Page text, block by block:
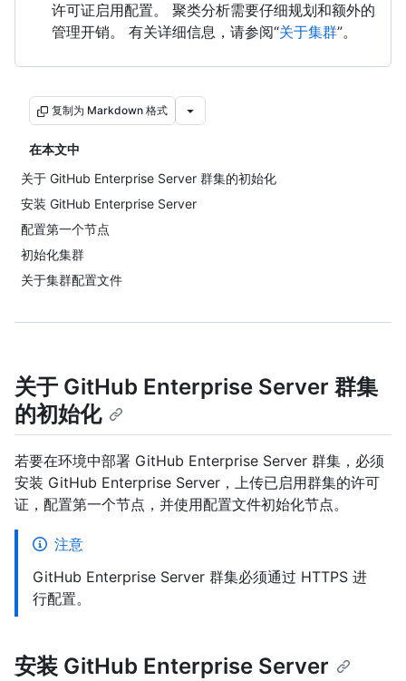
许可证启用配置。 聚类分析需要仔细规划和额外的
管理开销。 有关详细信息，请参阅“关于集群”。
复制为 Markdown 格式
在本文中
关于 GitHub Enterprise Server 群集的初始化
安装 GitHub Enterprise Server
配置第一个节点
初始化集群
关于集群配置文件
关于 GitHub Enterprise Server 群集
的初始化
若要在环境中部署 GitHub Enterprise Server 群集，必须
安装 GitHub Enterprise Server，上传已启用群集的许可
证，配置第一个节点，并使用配置文件初始化节点。
注意
GitHub Enterprise Server 群集必须通过 HTTPS 进
行配置。
安装 GitHub Enterprise Server